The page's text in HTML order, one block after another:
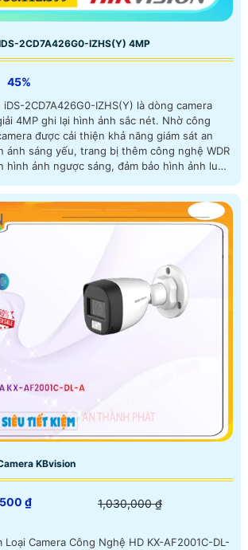
2CD7A426G0-IZHS(Y) 4MP
45%
iDS-2CD7A426G0-IZHS(Y) là dòng camera
ghi lại hình ảnh sắc nét. Nhờ công
được cải thiện khả năng giám sát an
ánh sáng yếu, trang bị thêm công nghệ WDR
hình ảnh ngược sáng, đảm bảo hình ảnh luôn
KBvision
₫ 1,030,000 ₫
Camera Công Nghệ HD KX-AF2001C-DL-